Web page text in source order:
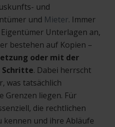
und
und Mieter. Immer
Unterlagen an,
bestehen auf Kopien –
oder mit der
Schritte. Dabei herrscht
was tatsächlich
Grenzen liegen. Für
die rechtlichen
kennen und ihre Abläufe